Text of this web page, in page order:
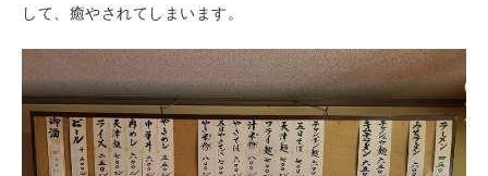
して、癒やされてしまいます。